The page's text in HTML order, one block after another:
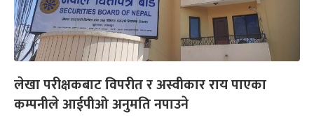
लेखा परीक्षकबाट विपरीत र अस्वीकार राय पाएका
कम्पनीले आईपीओ अनुमति नपाउने